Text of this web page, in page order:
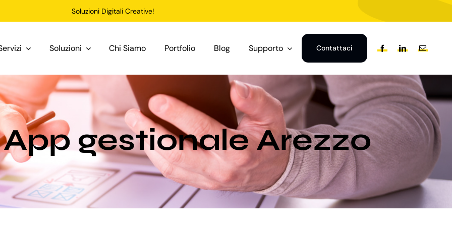
Soluzioni Digitali Creative!
Soluzioni Chi Siamo Portfolio Blog Supporto Contattaci
gestionale Arezzo